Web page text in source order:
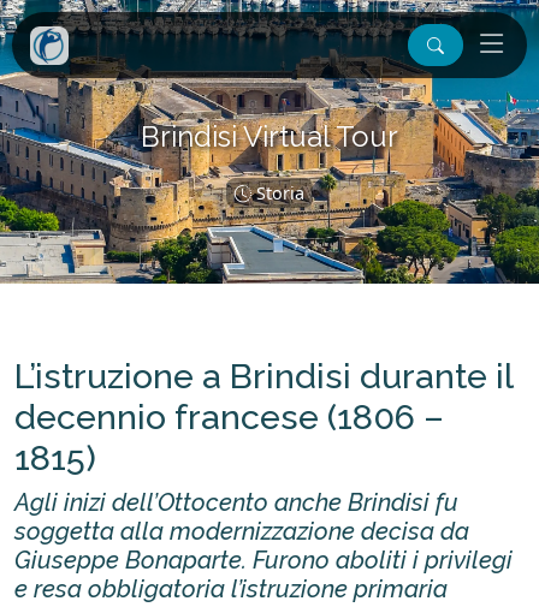
Brindisi Virtual Tour
Storia
L’istruzione a Brindisi durante il
decennio francese (1806 –
1815)
Agli inizi dell’Ottocento anche Brindisi fu
soggetta alla modernizzazione decisa da
Giuseppe Bonaparte. Furono aboliti i privilegi
e resa obbligatoria l’istruzione primaria